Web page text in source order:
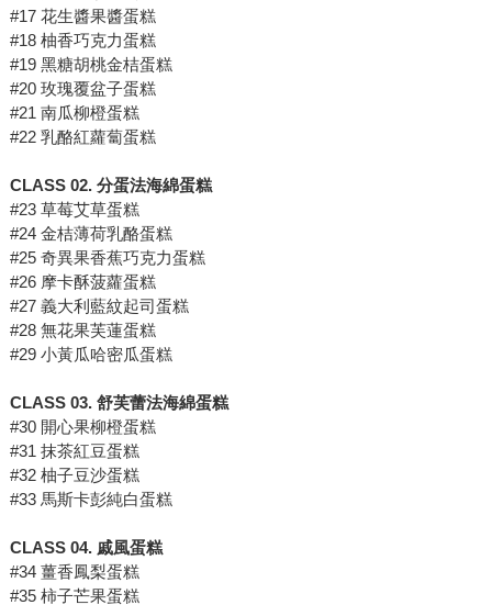
#17 花生醬果醬蛋糕
#18 柚香巧克力蛋糕
#19 黑糖胡桃金桔蛋糕
#20 玫瑰覆盆子蛋糕
#21 南瓜柳橙蛋糕
#22 乳酪紅蘿蔔蛋糕
CLASS 02. 分蛋法海綿蛋糕
#23 草莓艾草蛋糕
#24 金桔薄荷乳酪蛋糕
#25 奇異果香蕉巧克力蛋糕
#26 摩卡酥菠蘿蛋糕
#27 義大利藍紋起司蛋糕
#28 無花果芙蓮蛋糕
#29 小黃瓜哈密瓜蛋糕
CLASS 03. 舒芙蕾法海綿蛋糕
#30 開心果柳橙蛋糕
#31 抹茶紅豆蛋糕
#32 柚子豆沙蛋糕
#33 馬斯卡彭純白蛋糕
CLASS 04. 戚風蛋糕
#34 薑香鳳梨蛋糕
#35 柿子芒果蛋糕